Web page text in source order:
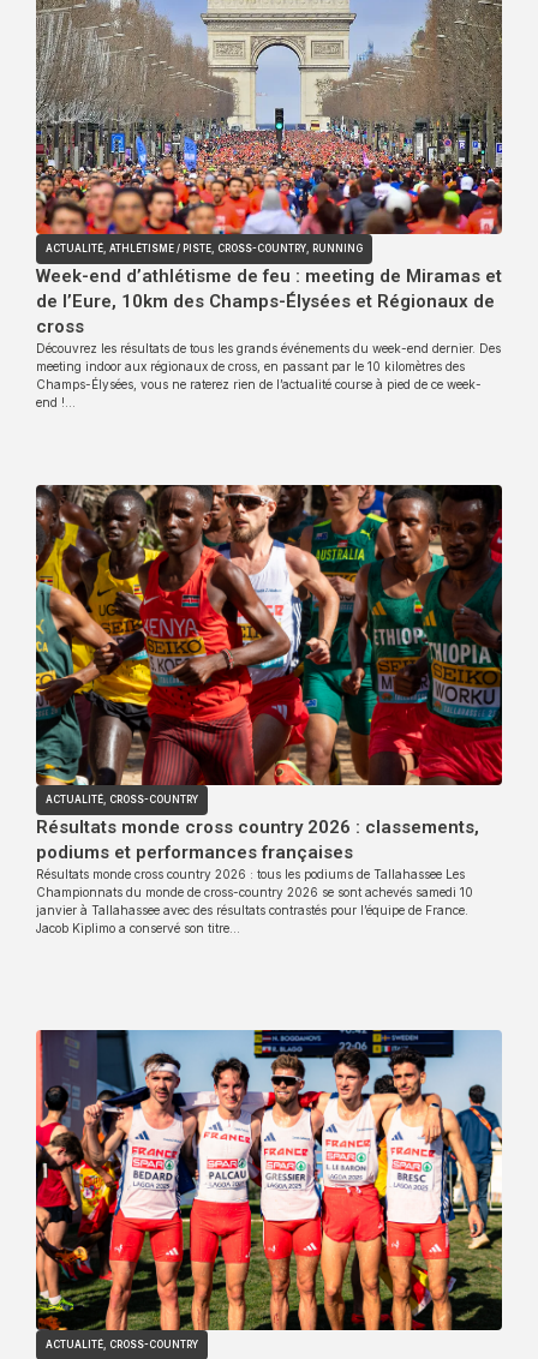
ACTUALITÉ ATHLÉTISME / PISTE CROSS-COUNTRY RUNNING
Week-end d’athlétisme de feu : meeting de Miramas et
de l’Eure, 10km des Champs-Élysées et Régionaux de
cross
Découvrez les résultats de tous les grands événements du week-end dernier. Des
meeting indoor aux régionaux de cross, en passant par le 10 kilomètres des
Champs-Élysées, vous ne raterez rien de l’actualité course à pied de ce week-
end !…
ACTUALITÉ CROSS-COUNTRY
Résultats monde cross country 2026 : classements,
podiums et performances françaises
Résultats monde cross country 2026 : tous les podiums de Tallahassee Les
Championnats du monde de cross-country 2026 se sont achevés samedi 10
janvier à Tallahassee avec des résultats contrastés pour l’équipe de France.
Jacob Kiplimo a conservé son titre…
ACTUALITÉ CROSS-COUNTRY